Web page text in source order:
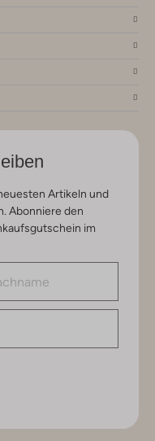
Artikeln und
Abonniere den
im